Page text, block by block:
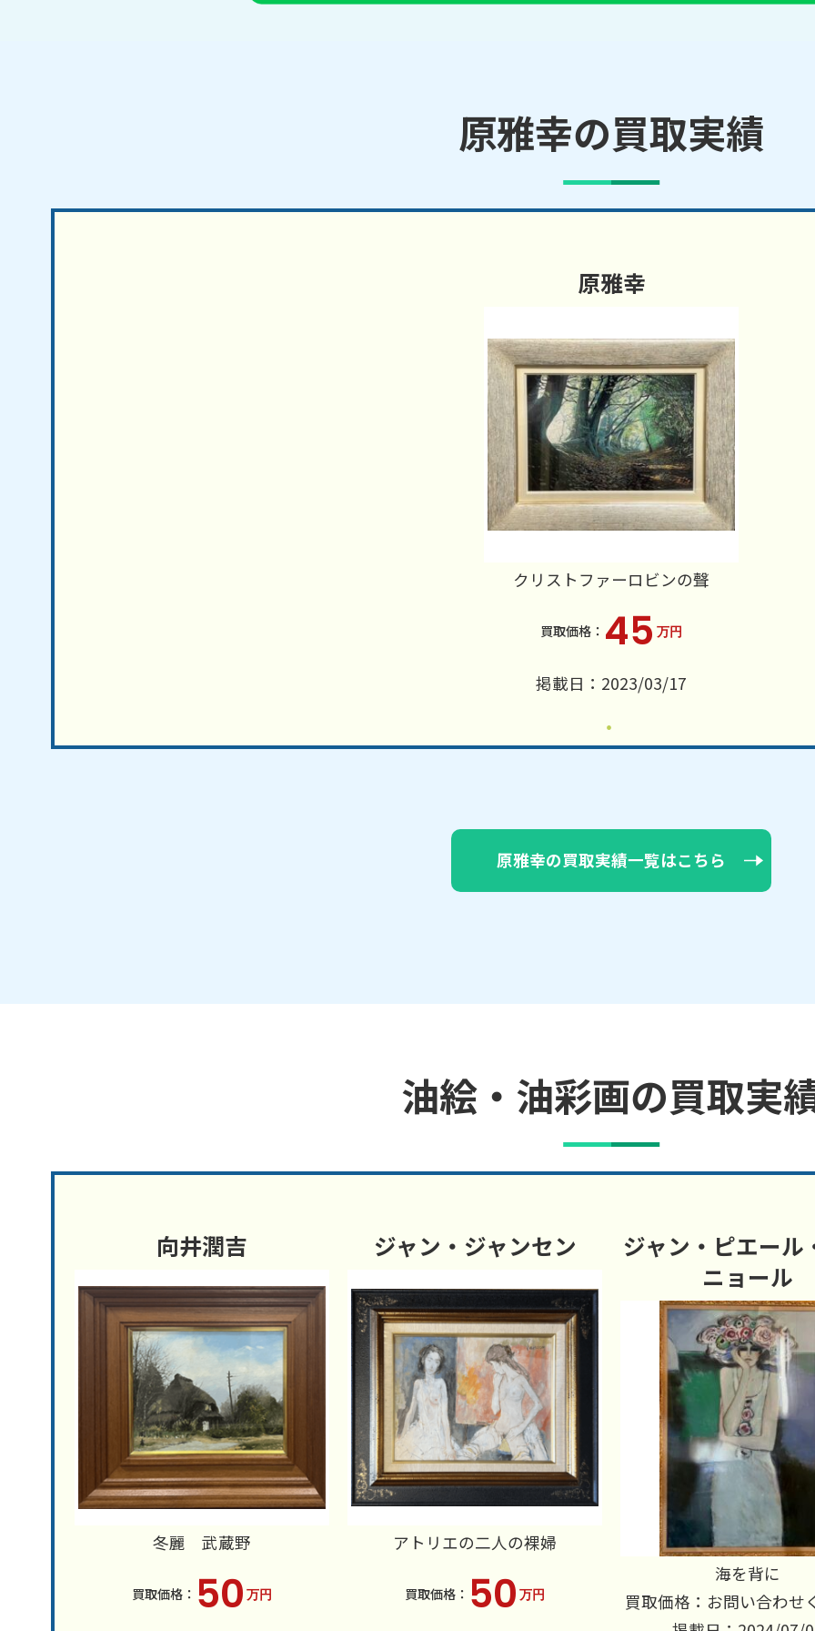
原雅幸の買取実績
原雅幸
クリストファーロビンの聲
45 万円
掲載日：2023/03/17
原雅幸の買取実績一覧はこちら
油絵・油彩画の買取実
向井潤吉
冬麗 武蔵野
50 万円
ジャン・ジャンセン
アトリエの二人の裸婦
50 万円
ジャン・ピエール
ニョール
海を背に
買取価格：お問い合わせ